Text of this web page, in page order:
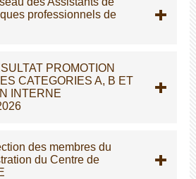
professionnels de
PROMOTION
CATEGORIES A, B ET
INTERNE
des membres du
du Centre de